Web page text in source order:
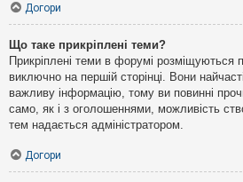
Догори
Що таке прикріплені теми?
Прикріплені теми в форумі розміщуються
виключно на першій сторінці. Вони
важливу інформацію, тому ви повинні
само, як і з оголошеннями, можливість
тем надається адміністратором.
Догори